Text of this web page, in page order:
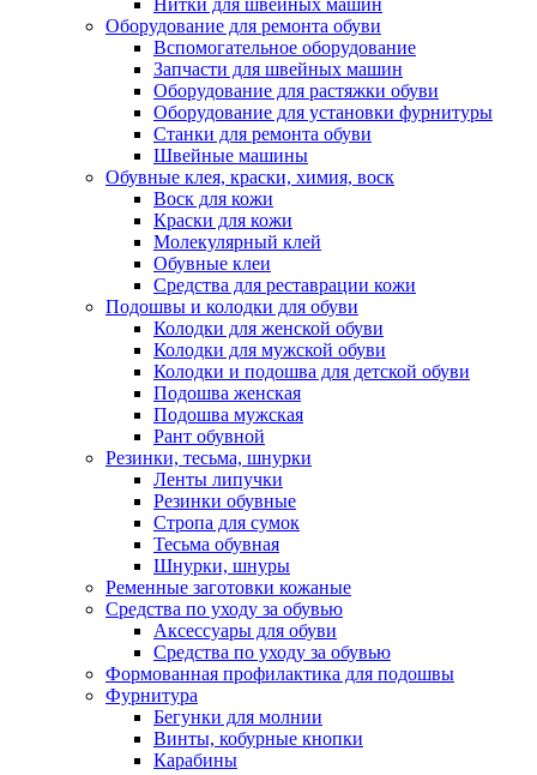
Нитки для швейных машин
Оборудование для ремонта обуви
Вспомогательное оборудование
Запчасти для швейных машин
Оборудование для растяжки обуви
Оборудование для установки фурнитуры
Станки для ремонта обуви
Швейные машины
Обувные клея, краски, химия, воск
Воск для кожи
Краски для кожи
Молекулярный клей
Обувные клеи
Средства для реставрации кожи
Подошвы и колодки для обуви
Колодки для женской обуви
Колодки для мужской обуви
Колодки и подошва для детской обуви
Подошва женская
Подошва мужская
Рант обувной
Резинки, тесьма, шнурки
Ленты липучки
Резинки обувные
Стропа для сумок
Тесьма обувная
Шнурки, шнуры
Ременные заготовки кожаные
Средства по уходу за обувью
Аксессуары для обуви
Средства по уходу за обувью
Формованная профилактика для подошвы
Фурнитура
Бегунки для молнии
Винты, кобурные кнопки
Карабины